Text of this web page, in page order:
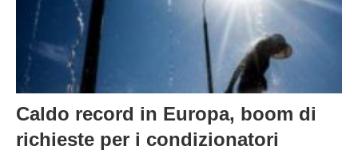
Caldo record in Europa, boom di
richieste per i condizionatori